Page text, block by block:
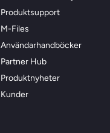
Produktsupport
M-Files
Användarhandböcker
Partner Hub
Produktnyheter
Kunder